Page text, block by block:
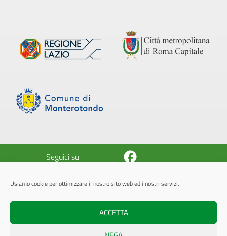
Usiamo cookie per ottimizzare il nostro sito web ed i nostri servizi.
ACCETTA
Seguici su Facebook
© 2026 Azienda Pluriservizi Monterotondo
Powered byInternet Idee S.r.l.